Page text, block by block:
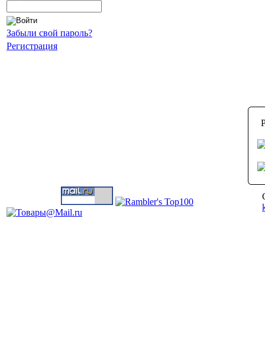
Забыли свой пароль?
Регистрация